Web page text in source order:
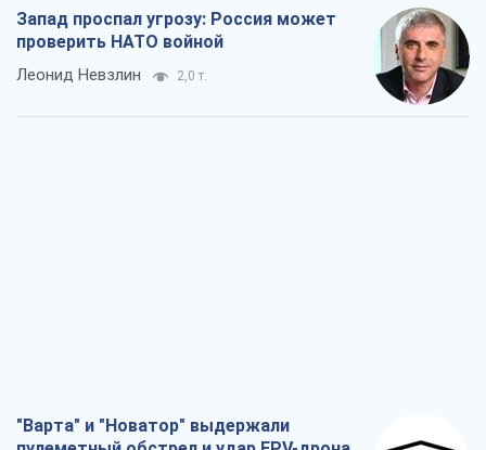
Запад проспал угрозу: Россия может
проверить НАТО войной
Леонид Невзлин 2,0 т.
"Варта" и "Новатор" выдержали